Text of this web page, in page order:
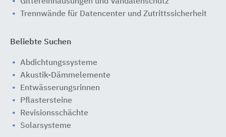
Trennwände für Datencenter und Zutrittssicherheit
Beliebte Suchen
Abdichtungssysteme
Akustik-Dämmelemente
Entwässerungsrinnen
Pflastersteine
Revisionsschächte
Solarsysteme